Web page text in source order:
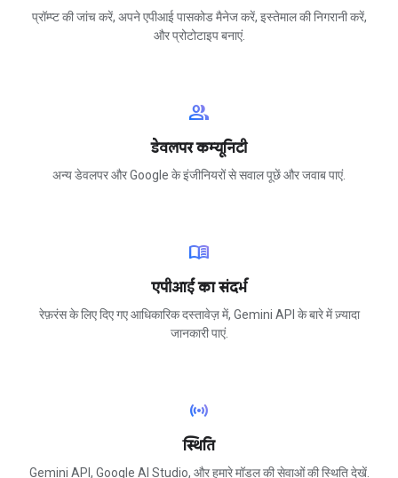
प्रॉम्प्ट की जांच करें, अपने एपीआई पासकोड मैनेज करें, इस्तेमाल की निगरानी करें,
और प्रोटोटाइप बनाएं.
group
डेवलपर कम्यूनिटी
अन्य डेवलपर और Google के इंजीनियरों से सवाल पूछें और जवाब पाएं.
menu_book
एपीआई का संदर्भ
रेफ़रंस के लिए दिए गए आधिकारिक दस्तावेज़ में, Gemini API के बारे में ज़्यादा
जानकारी पाएं.
sensors
स्थिति
Gemini API, Google AI Studio, और हमारे मॉडल की सेवाओं की स्थिति देखें.